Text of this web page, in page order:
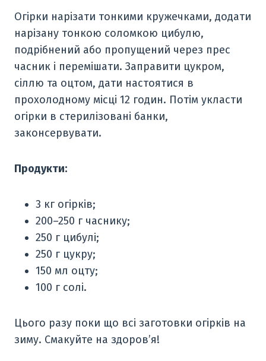
Огірки нарізати тонкими кружечками, додати
нарізану тонкою соломкою цибулю,
подрібнений або пропущений через прес
часник і перемішати. Заправити цукром,
сіллю та оцтом, дати настоятися в
прохолодному місці 12 годин. Потім укласти
огірки в стерилізовані банки,
законсервувати.
Продукти:
3 кг огірків;
200–250 г часнику;
250 г цибулі;
250 г цукру;
150 мл оцту;
100 г солі.
Цього разу поки що всі заготовки огірків на
зиму. Смакуйте на здоров’я!